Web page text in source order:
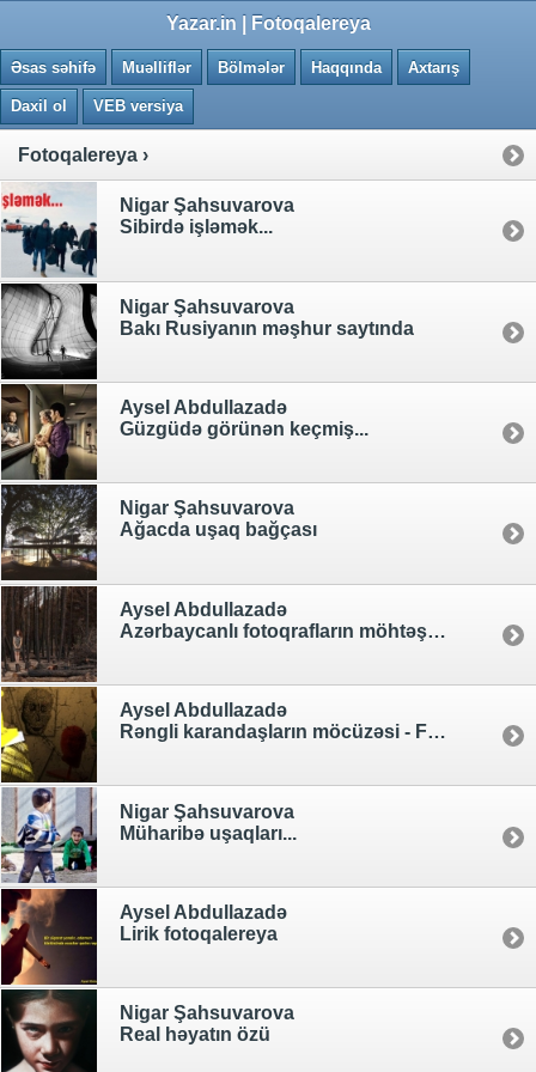
Yazar.in | Fotoqalereya
Əsas səhifə Muəlliflər Bölmələr Haqqında Axtarış
Daxil ol VEB versiya
Fotoqalereya ›
Nigar Şahsuvarova
Sibirdə işləmək...
Nigar Şahsuvarova
Bakı Rusiyanın məşhur saytında
Aysel Abdullazadə
Güzgüdə görünən keçmiş...
Nigar Şahsuvarova
Ağacda uşaq bağçası
Aysel Abdullazadə
Azərbaycanlı fotoqrafların möhtəşəm əl işləri
Aysel Abdullazadə
Rəngli karandaşların möcüzəsi - FOTOLAR
Nigar Şahsuvarova
Müharibə uşaqları...
Aysel Abdullazadə
Lirik fotoqalereya
Nigar Şahsuvarova
Real həyatın özü